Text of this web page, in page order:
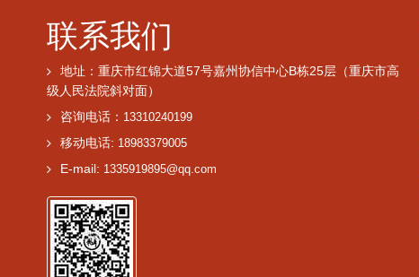
联系我们
地址：重庆市红锦大道57号嘉州协信中心B栋25层（重庆市高
级人民法院斜对面）
咨询电话： 13310240199
移动电话: 18983379005
E-mail: 1335919895@qq.com